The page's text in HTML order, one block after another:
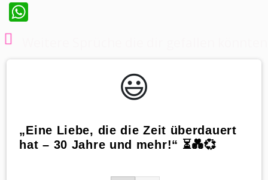
😃️
„Eine Liebe, die die Zeit überdauert
hat – 30 Jahre und mehr!“ ⏳💑💞